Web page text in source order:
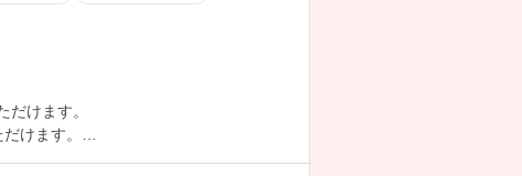
けます。
けます。